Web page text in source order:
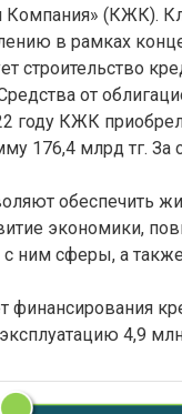
Компания» (КЖК).
в рамках
строительство
от
году КЖК
176,4 млрд тг.
обеспечить
экономики,
ним сферы, а
финансирования
4,9